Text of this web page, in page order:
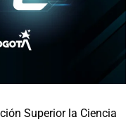
Superior la Ciencia